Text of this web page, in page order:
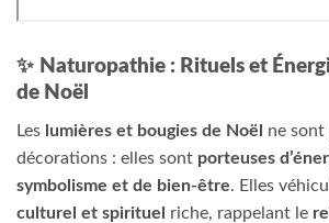
✨ Naturopathie : Rituels et
de Noël
Les lumières et bougies de Noël
ne sont
décorations : elles sont porteuses
symbolisme et de bien-être. Elles
culturel et spirituel
riche, rappelant le